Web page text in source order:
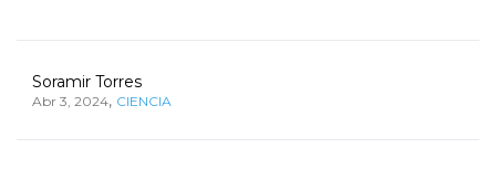
Soramir Torres
Abr 3, 2024, CIENCIA